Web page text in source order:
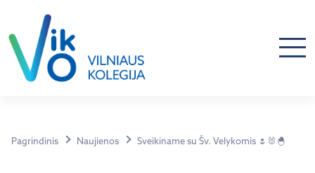
Pagrindinis Naujienos Sveikiname su Šv. Velykomis 🌷🐰🐣